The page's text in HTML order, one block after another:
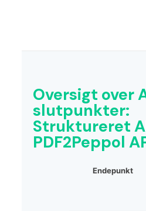
Oversigt over
slutpunkter:
Struktureret
PDF2Peppol
Endepunkt